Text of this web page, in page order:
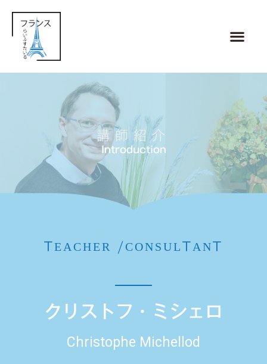
メ
ニ
講師紹介
Introduction
TEACHER /CONSULTANT
クリストフ・ミシェロ
Christophe Michellod